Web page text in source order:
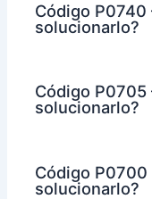
Código P0740
solucionarlo?
Código P0705
solucionarlo?
Código P0700
solucionarlo?